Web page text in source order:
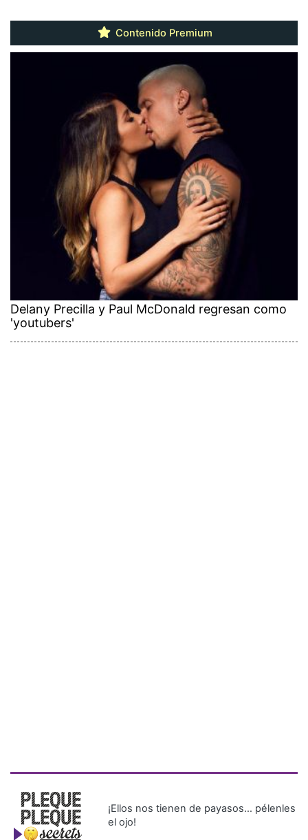
Contenido Premium
Delany Precilla y Paul McDonald regresan como
'youtubers'
¡Ellos nos tienen de payasos… pélenles
el ojo!